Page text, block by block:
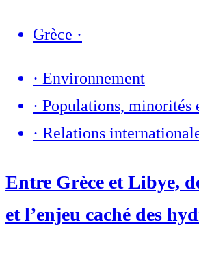
Grèce ·
· Environnement
· Populations, minorités
· Relations
Entre Grèce et Libye,
et l’enjeu caché des